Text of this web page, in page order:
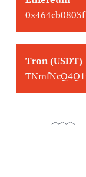
Tron (USDT)